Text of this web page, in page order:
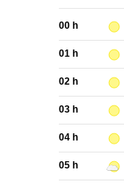
00 h
01 h
02 h
03 h
04 h
05 h